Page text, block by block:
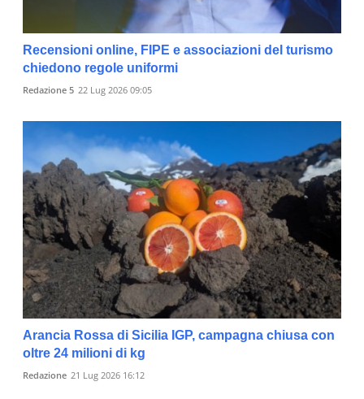
Recensioni online, FIPE e associazioni del turismo
chiedono regole uniformi
Redazione 5 22 Lug 2026 09:05
Arancia Rossa di Sicilia IGP, campagna chiusa con
oltre 24 milioni di kg
Redazione 21 Lug 2026 16:12